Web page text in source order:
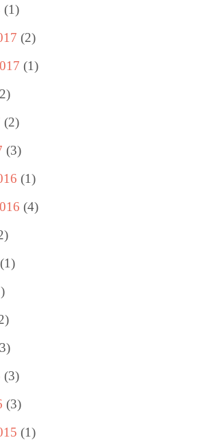
(1)
(2)
(1)
(2)
(3)
(1)
(4)
(1)
(3)
(3)
(1)